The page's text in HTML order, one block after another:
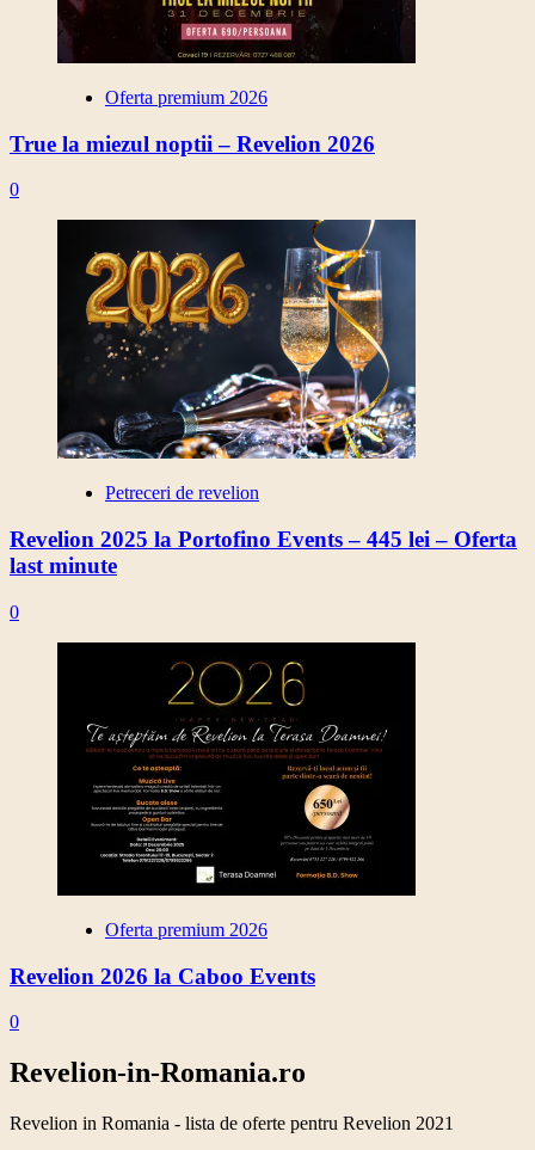
Oferta premium 2026
True la miezul noptii – Revelion 2026
0
Petreceri de revelion
Revelion 2025 la Portofino Events – 445 lei – Oferta
last minute
0
Oferta premium 2026
Revelion 2026 la Caboo Events
0
Revelion-in-Romania.ro
Revelion in Romania - lista de oferte pentru Revelion 2021